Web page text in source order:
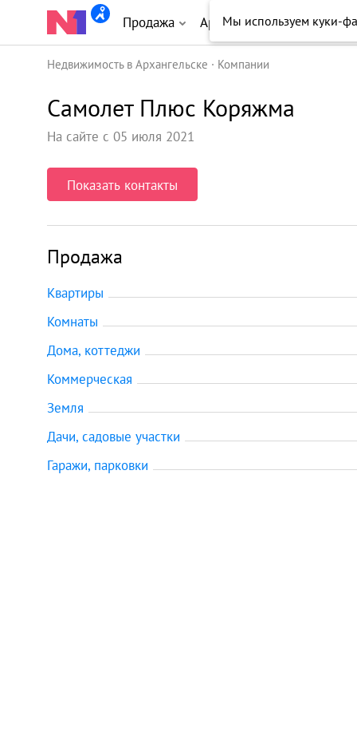
Продажа Аренда Новостройки
Недвижимость в Архангельске Компании
Самолет Плюс Коряжма
На сайте с 05 июля 2021
Показать контакты
Продажа
Квартиры
Комнаты
Дома, коттеджи
Коммерческая
Земля
Дачи, садовые участки
Гаражи, парковки